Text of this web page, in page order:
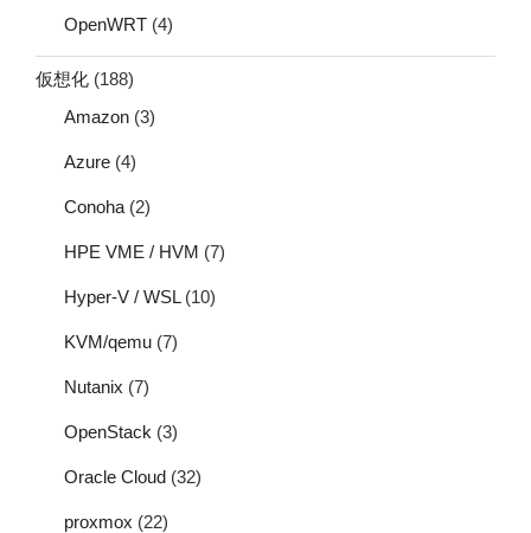
OpenWRT (4)
仮想化 (188)
Amazon (3)
Azure (4)
Conoha (2)
HPE VME / HVM (7)
Hyper-V / WSL(10)
KVM/qemu (7)
Nutanix (7)
OpenStack (3)
Oracle Cloud (32)
proxmox (22)